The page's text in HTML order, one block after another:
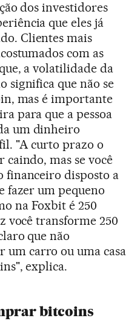
dos investidores
que eles já
Clientes mais
com as
a volatilidade da
significa que não se
mas é importante
para que a pessoa
um dinheiro
"A curto prazo o
mas se você
financeiro disposto a
fazer um pequeno
na Foxbit é 250
você transforme 250
que não
um carro ou uma casa
explica.
bitcoins